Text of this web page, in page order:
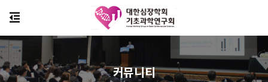
커뮤니티